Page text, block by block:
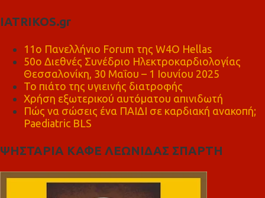
IATRIKOS.gr
11ο Πανελλήνιο Forum της W4O Hellas
50ο Διεθνές Συνέδριο Ηλεκτροκαρδιολογίας
Θεσσαλονίκη, 30 Μαΐου – 1 Ιουνίου 2025
Το πιάτο της υγιεινής διατροφής
Χρήση εξωτερικού αυτόματου απινιδωτή
Πώς να σώσεις ένα ΠΑΙΔΙ σε καρδιακή ανακοπή;
Paediatric BLS
ΨΗΣΤΑΡΙΑ ΚΑΦΕ ΛΕΩΝΙΔΑΣ ΣΠΑΡΤΗ